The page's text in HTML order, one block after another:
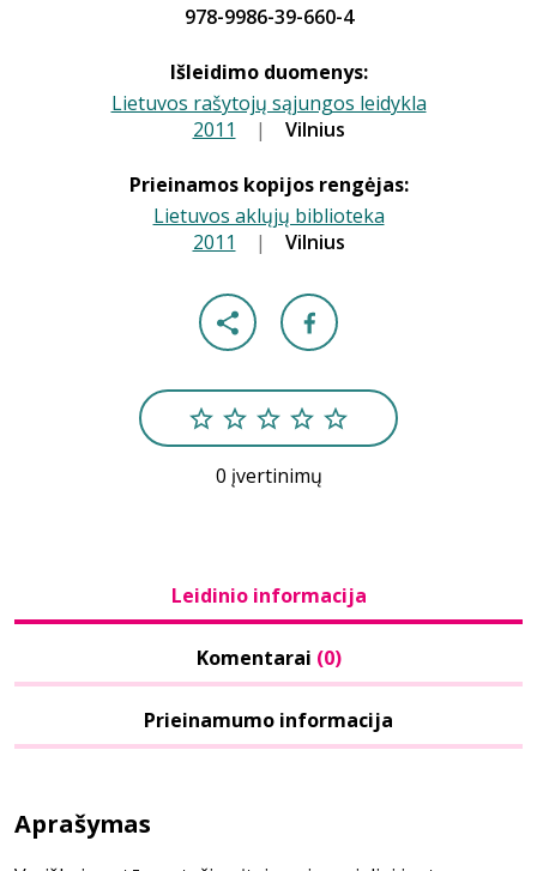
978-9986-39-660-4
Išleidimo duomenys:
Lietuvos rašytojų sąjungos leidykla
2011 | Vilnius
Prieinamos kopijos rengėjas:
Lietuvos aklųjų biblioteka
2011 | Vilnius
0 įvertinimų
Leidinio informacija
Komentarai (0)
Prieinamumo informacija
Aprašymas